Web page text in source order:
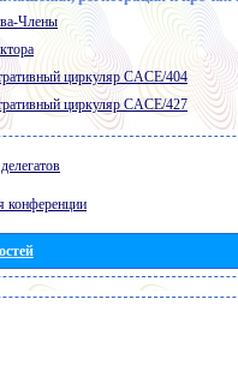
Члены
циркуляр CACE/404
циркуляр CACE/427
конференции